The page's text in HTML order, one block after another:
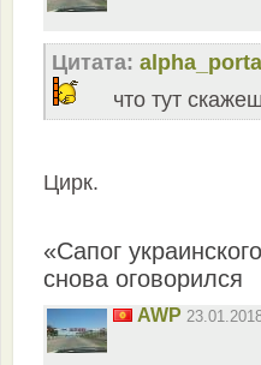
Цитата: alpha_portal
что тут
Цирк.
«Сапог
снова оговорился
AWP